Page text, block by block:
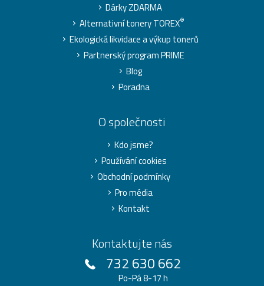
Dárky ZDARMA
Alternativní tonery TOREX®
Ekologická likvidace a výkup tonerů
Partnerský program PRIME
Blog
Poradna
O společnosti
Kdo jsme?
Používání cookies
Obchodní podmínky
Pro média
Kontakt
Kontaktujte nás
732 630 662
Po-Pá 8-17 h